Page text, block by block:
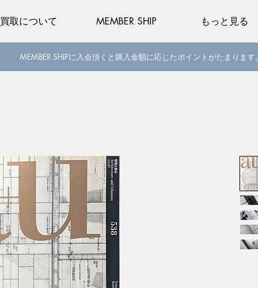
買取について MEMBER SHIP もっと見る
MEMBER SHIPに入会頂くと購入金額に応じたポイントがたまります。